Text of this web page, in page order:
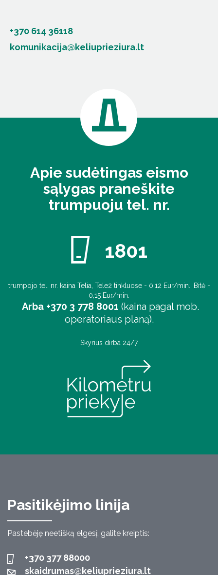
+370 614 36118
komunikacija@keliuprieziura.lt
Apie sudėtingas eismo
sąlygas praneškite
trumpuoju tel. nr.
1801
trumpojo tel. nr. kaina Telia, Tele2 tinkluose - 0,12 Eur/min., Bitė -
0,15 Eur/min.
Arba +370 3 778 8001 (kaina pagal mob.
operatoriaus planą).
Skyrius dirba 24/7
Pasitikėjimo linija
Pastebėję neetišką elgesį, galite kreiptis:
+370 377 88000
skaidrumas@keliuprieziura.lt